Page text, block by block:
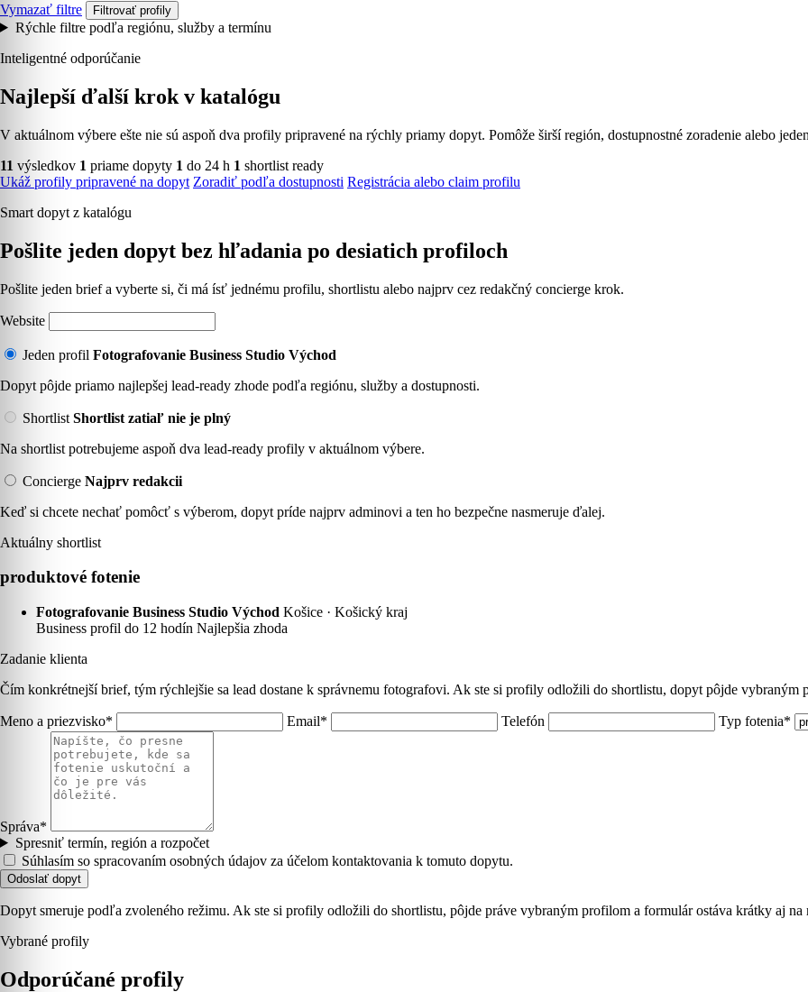
Vymazať filtre Filtrovať profily
Rýchle filtre podľa regiónu, služby a termínu
Inteligentné odporúčanie
Najlepší ďalší krok v katalógu
V aktuálnom výbere ešte nie sú aspoň dva profily pripravené na rýchly priamy dopyt. Pomôže širší región, dostupnostné zoradenie alebo
11 výsledkov 1 priame dopyty 1 do 24 h 1 shortlist ready
Ukáž profily pripravené na dopyt Zoradiť podľa dostupnosti Registrácia alebo claim profilu
Smart dopyt z katalógu
Pošlite jeden dopyt bez hľadania po desiatich profiloch
Pošlite jeden brief a vyberte si, či má ísť jednému profilu, shortlistu alebo najprv cez redakčný concierge krok.
Website
Jeden profil Fotografovanie Business Studio Východ
Dopyt pôjde priamo najlepšej lead-ready zhode podľa regiónu, služby a dostupnosti.
Shortlist Shortlist zatiaľ nie je plný
Na shortlist potrebujeme aspoň dva lead-ready profily v aktuálnom výbere.
Concierge Najprv redakcii
Keď si chcete nechať pomôcť s výberom, dopyt príde najprv adminovi a ten ho bezpečne nasmeruje ďalej.
Aktuálny shortlist
produktové fotenie
Fotografovanie Business Studio Východ Košice · Košický kraj
Business profil do 12 hodín Najlepšia zhoda
Zadanie klienta
Čím konkrétnejší brief, tým rýchlejšie sa lead dostane k správnemu fotografovi. Ak ste si profily odložili do shortlistu, dopyt pôjde
Meno a priezvisko* Email* Telefón Typ fotenia*
Správa*
Spresniť termín, región a rozpočet
Súhlasím so spracovaním osobných údajov za účelom kontaktovania k tomuto dopytu.
Odoslať dopyt
Dopyt smeruje podľa zvoleného režimu. Ak ste si profily odložili do shortlistu, pôjde práve vybraným profilom a formulár ostáva krátky aj na
Vybrané profily
Odporúčané profily